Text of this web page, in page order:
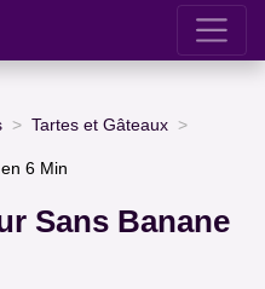
Tartes et Gâteaux
6 Min
Sans Banane